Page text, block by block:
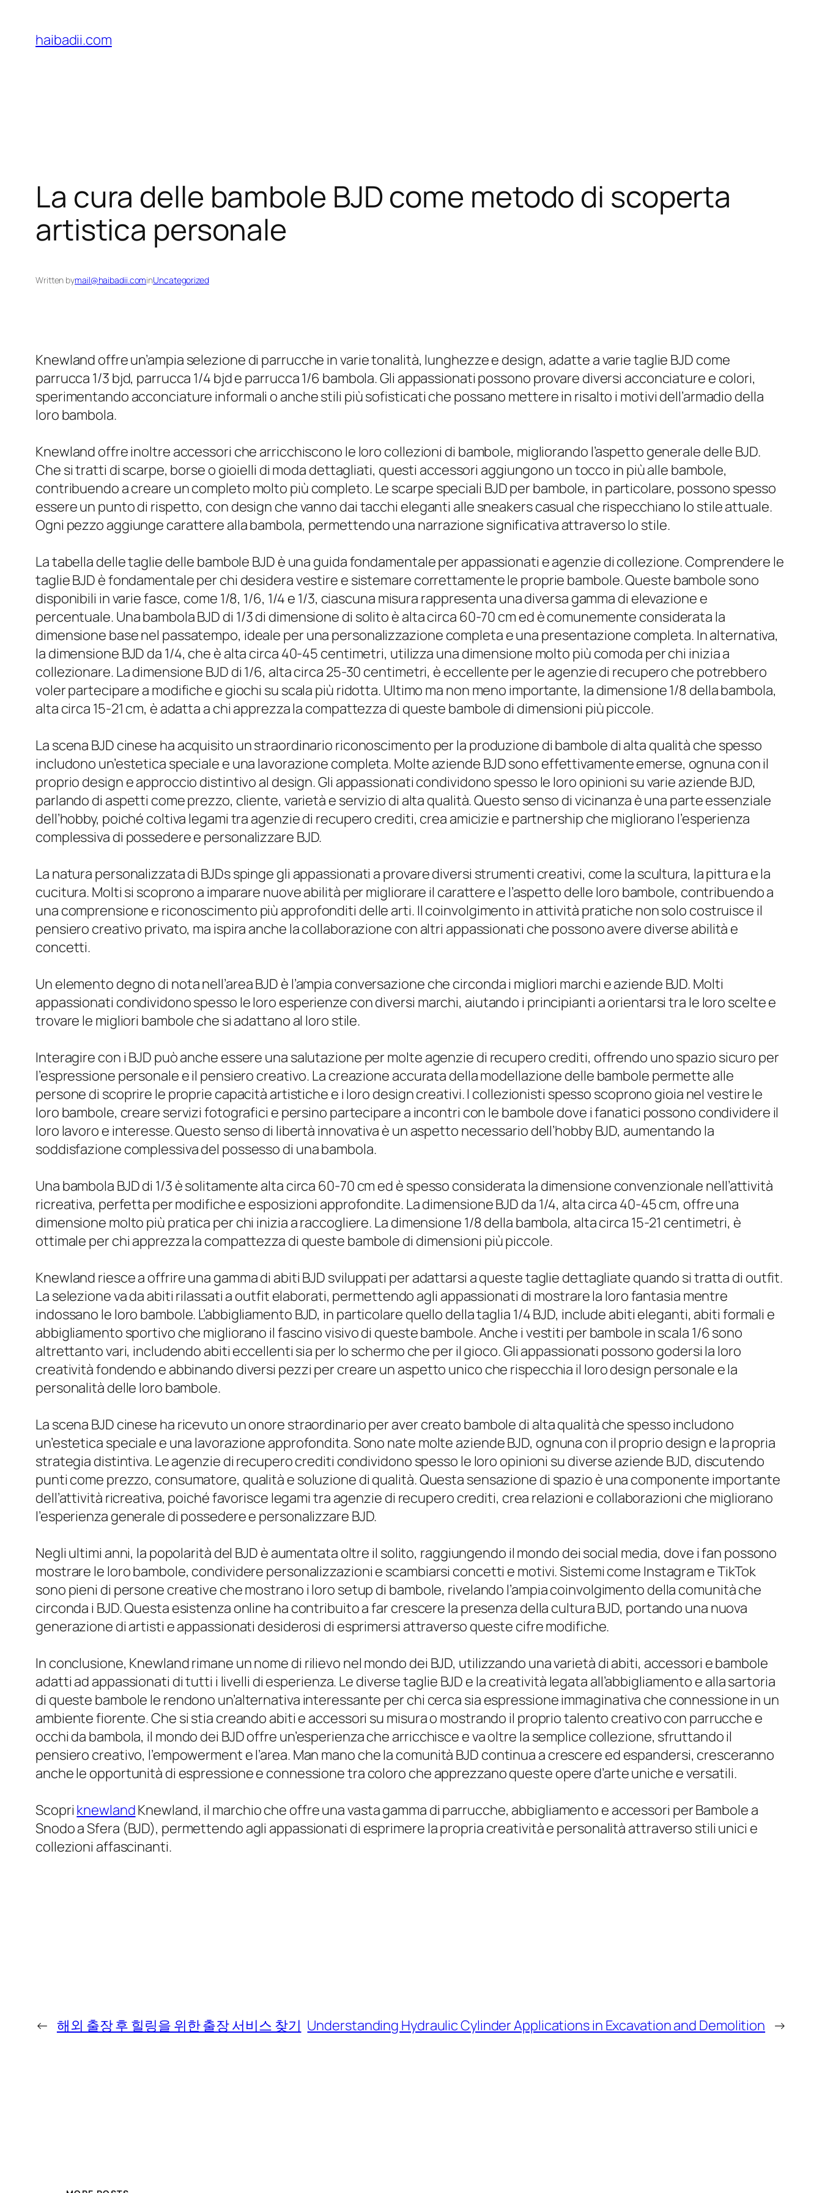
content
haibadii.com
La cura delle bambole BJD come metodo di scoperta
artistica personale
Written bymail@haibadii.cominUncategorized
Knewland offre un’ampia selezione di parrucche in varie tonalità, lunghezze e design, adatte a varie taglie BJD come
parrucca 1/3 bjd, parrucca 1/4 bjd e parrucca 1/6 bambola. Gli appassionati possono provare diversi acconciature e colori,
sperimentando acconciature informali o anche stili più sofisticati che possano mettere in risalto i motivi dell’armadio della
loro bambola.
Knewland offre inoltre accessori che arricchiscono le loro collezioni di bambole, migliorando l’aspetto generale delle BJD.
Che si tratti di scarpe, borse o gioielli di moda dettagliati, questi accessori aggiungono un tocco in più alle bambole,
contribuendo a creare un completo molto più completo. Le scarpe speciali BJD per bambole, in particolare, possono spesso
essere un punto di rispetto, con design che vanno dai tacchi eleganti alle sneakers casual che rispecchiano lo stile attuale.
Ogni pezzo aggiunge carattere alla bambola, permettendo una narrazione significativa attraverso lo stile.
La tabella delle taglie delle bambole BJD è una guida fondamentale per appassionati e agenzie di collezione. Comprendere le
taglie BJD è fondamentale per chi desidera vestire e sistemare correttamente le proprie bambole. Queste bambole sono
disponibili in varie fasce, come 1/8, 1/6, 1/4 e 1/3, ciascuna misura rappresenta una diversa gamma di elevazione e
percentuale. Una bambola BJD di 1/3 di dimensione di solito è alta circa 60-70 cm ed è comunemente considerata la
dimensione base nel passatempo, ideale per una personalizzazione completa e una presentazione completa. In alternativa,
la dimensione BJD da 1/4, che è alta circa 40-45 centimetri, utilizza una dimensione molto più comoda per chi inizia a
collezionare. La dimensione BJD di 1/6, alta circa 25-30 centimetri, è eccellente per le agenzie di recupero che potrebbero
voler partecipare a modifiche e giochi su scala più ridotta. Ultimo ma non meno importante, la dimensione 1/8 della bambola,
alta circa 15-21 cm, è adatta a chi apprezza la compattezza di queste bambole di dimensioni più piccole.
La scena BJD cinese ha acquisito un straordinario riconoscimento per la produzione di bambole di alta qualità che spesso
includono un’estetica speciale e una lavorazione completa. Molte aziende BJD sono effettivamente emerse, ognuna con il
proprio design e approccio distintivo al design. Gli appassionati condividono spesso le loro opinioni su varie aziende BJD,
parlando di aspetti come prezzo, cliente, varietà e servizio di alta qualità. Questo senso di vicinanza è una parte essenziale
dell’hobby, poiché coltiva legami tra agenzie di recupero crediti, crea amicizie e partnership che migliorano l’esperienza
complessiva di possedere e personalizzare BJD.
La natura personalizzata di BJDs spinge gli appassionati a provare diversi strumenti creativi, come la scultura, la pittura e la
cucitura. Molti si scoprono a imparare nuove abilità per migliorare il carattere e l’aspetto delle loro bambole, contribuendo a
una comprensione e riconoscimento più approfonditi delle arti. Il coinvolgimento in attività pratiche non solo costruisce il
pensiero creativo privato, ma ispira anche la collaborazione con altri appassionati che possono avere diverse abilità e
concetti.
Un elemento degno di nota nell’area BJD è l’ampia conversazione che circonda i migliori marchi e aziende BJD. Molti
appassionati condividono spesso le loro esperienze con diversi marchi, aiutando i principianti a orientarsi tra le loro scelte e
trovare le migliori bambole che si adattano al loro stile.
Interagire con i BJD può anche essere una salutazione per molte agenzie di recupero crediti, offrendo uno spazio sicuro per
l’espressione personale e il pensiero creativo. La creazione accurata della modellazione delle bambole permette alle
persone di scoprire le proprie capacità artistiche e i loro design creativi. I collezionisti spesso scoprono gioia nel vestire le
loro bambole, creare servizi fotografici e persino partecipare a incontri con le bambole dove i fanatici possono condividere il
loro lavoro e interesse. Questo senso di libertà innovativa è un aspetto necessario dell’hobby BJD, aumentando la
soddisfazione complessiva del possesso di una bambola.
Una bambola BJD di 1/3 è solitamente alta circa 60-70 cm ed è spesso considerata la dimensione convenzionale nell’attività
ricreativa, perfetta per modifiche e esposizioni approfondite. La dimensione BJD da 1/4, alta circa 40-45 cm, offre una
dimensione molto più pratica per chi inizia a raccogliere. La dimensione 1/8 della bambola, alta circa 15-21 centimetri, è
ottimale per chi apprezza la compattezza di queste bambole di dimensioni più piccole.
Knewland riesce a offrire una gamma di abiti BJD sviluppati per adattarsi a queste taglie dettagliate quando si tratta di outfit.
La selezione va da abiti rilassati a outfit elaborati, permettendo agli appassionati di mostrare la loro fantasia mentre
indossano le loro bambole. L’abbigliamento BJD, in particolare quello della taglia 1/4 BJD, include abiti eleganti, abiti formali e
abbigliamento sportivo che migliorano il fascino visivo di queste bambole. Anche i vestiti per bambole in scala 1/6 sono
altrettanto vari, includendo abiti eccellenti sia per lo schermo che per il gioco. Gli appassionati possono godersi la loro
creatività fondendo e abbinando diversi pezzi per creare un aspetto unico che rispecchia il loro design personale e la
personalità delle loro bambole.
La scena BJD cinese ha ricevuto un onore straordinario per aver creato bambole di alta qualità che spesso includono
un’estetica speciale e una lavorazione approfondita. Sono nate molte aziende BJD, ognuna con il proprio design e la propria
strategia distintiva. Le agenzie di recupero crediti condividono spesso le loro opinioni su diverse aziende BJD, discutendo
punti come prezzo, consumatore, qualità e soluzione di qualità. Questa sensazione di spazio è una componente importante
dell’attività ricreativa, poiché favorisce legami tra agenzie di recupero crediti, crea relazioni e collaborazioni che migliorano
l’esperienza generale di possedere e personalizzare BJD.
Negli ultimi anni, la popolarità del BJD è aumentata oltre il solito, raggiungendo il mondo dei social media, dove i fan possono
mostrare le loro bambole, condividere personalizzazioni e scambiarsi concetti e motivi. Sistemi come Instagram e TikTok
sono pieni di persone creative che mostrano i loro setup di bambole, rivelando l’ampia coinvolgimento della comunità che
circonda i BJD. Questa esistenza online ha contribuito a far crescere la presenza della cultura BJD, portando una nuova
generazione di artisti e appassionati desiderosi di esprimersi attraverso queste cifre modifiche.
In conclusione, Knewland rimane un nome di rilievo nel mondo dei BJD, utilizzando una varietà di abiti, accessori e bambole
adatti ad appassionati di tutti i livelli di esperienza. Le diverse taglie BJD e la creatività legata all’abbigliamento e alla sartoria
di queste bambole le rendono un’alternativa interessante per chi cerca sia espressione immaginativa che connessione in un
ambiente fiorente. Che si stia creando abiti e accessori su misura o mostrando il proprio talento creativo con parrucche e
occhi da bambola, il mondo dei BJD offre un’esperienza che arricchisce e va oltre la semplice collezione, sfruttando il
pensiero creativo, l’empowerment e l’area. Man mano che la comunità BJD continua a crescere ed espandersi, cresceranno
anche le opportunità di espressione e connessione tra coloro che apprezzano queste opere d’arte uniche e versatili.
Scopri knewlandKnewland, il marchio che offre una vasta gamma di parrucche, abbigliamento e accessori per Bambole a
Snodo a Sfera (BJD), permettendo agli appassionati di esprimere la propria creatività e personalità attraverso stili unici e
collezioni affascinanti.
← 해외 출장 후 힐링을 위한 출장 서비스 찾기 Understanding Hydraulic Cylinder Applications in Excavation and Demolition →